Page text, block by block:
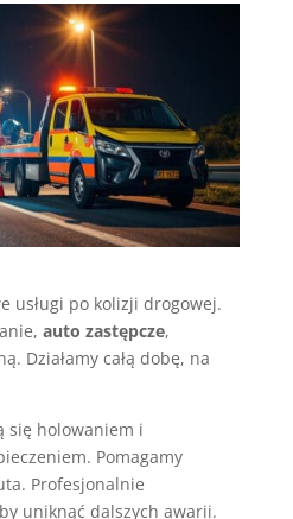
usługi po kolizji drogowej.
auto zastępcze,
Działamy całą dobę, na
się holowaniem i
Pomagamy
Profesjonalnie
uniknąć dalszych awarii.